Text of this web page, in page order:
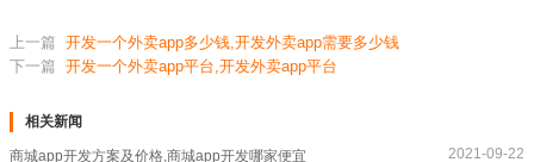
上一篇 开发一个外卖app多少钱,开发外卖app需要多少钱
下一篇 开发一个外卖app平台,开发外卖app平台
相关新闻
商城app开发方案及价格,商城app开发哪家便宜 2021-09-22